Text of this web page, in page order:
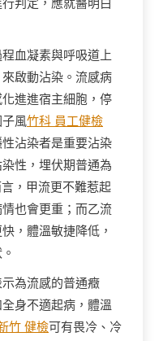
判定，應就醫明白
血凝素與呼吸道上
啟動沾染。流感病
化進進宿主細胞，停
風竹科 員工健檢
沾染者是重要沾染
性，埋伏期普通為
，甲流更不難惹起
也會更重；而乙流
，體溫敏捷降低，
為流感的普通癥
身不適起病，體溫
竹 健檢可有畏冷、冷